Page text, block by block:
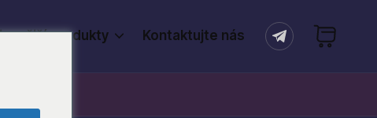
produkty Kontaktujte nás